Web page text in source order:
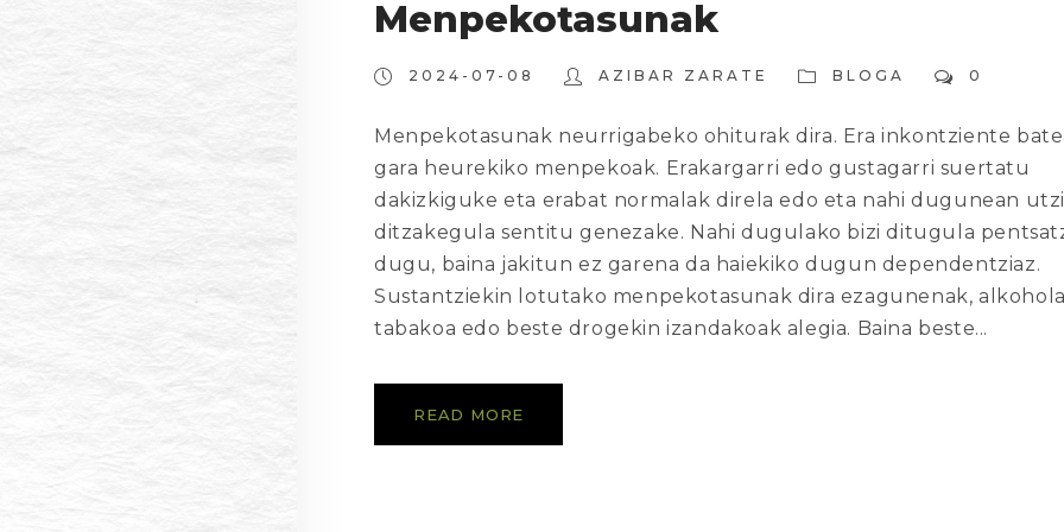
Menpekotasunak
2024-07-08 AZIBAR ZARATE BLOGA 0
Menpekotasunak neurrigabeko ohiturak dira. Era inkontziente
gara heurekiko menpekoak. Erakargarri edo gustagarri suertatu
dakizkiguke eta erabat normalak direla edo eta nahi dugunean utzi
ditzakegula sentitu genezake. Nahi dugulako bizi ditugula
dugu, baina jakitun ez garena da haiekiko dugun dependentziaz.
Sustantziekin lotutako menpekotasunak dira ezagunenak,
tabakoa edo beste drogekin izandakoak alegia. Baina beste...
READ MORE